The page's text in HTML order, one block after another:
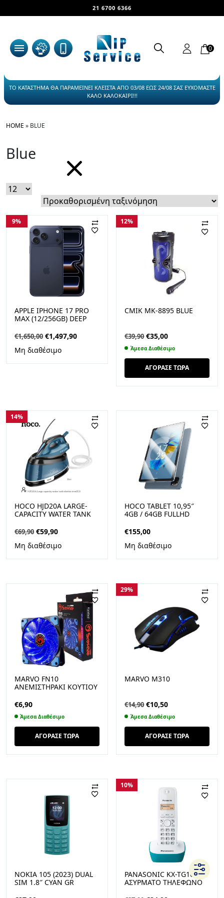
21 6700 6366
0
ΤΟ ΚΑΤΑΣΤΗΜΑ ΘΑ ΠΑΡΑΜΕΙΝΕΙ ΚΛΕΙΣΤΑ ΑΠΟ 03/08 ΕΩΣ 24/08 ΣΑΣ ΕΥΧΟΜΑΣΤΕ
ΚΑΛΟ ΚΑΛΟΚΑΙΡΙ!!!
HOME » BLUE
Blue
9%
APPLE IPHONE 17 PRO
MAX (12/256GB) DEEP
€1,650,00 Original
price
was:
€1,497,90Η
Μη διαθέσιμο
12%
CMIK MK-8895 BLUE
€39,90Original
price
was:
€39,90.
€35,00Η
τρέχουσα
τιμή
είναι:
€35,00.
Άμεσα Διαθέσιμο
ΑΓΟΡΑΣΕ ΤΩΡΑ
14%
HOCO HJD20A LARGE-
CAPACITY WATER TANK
1.6LT, ΜΠΛΕ
€69,90 Original
price
€69,90.
€59,90Η
είναι:
Μη διαθέσιμο
HOCO TABLET 10,95″
4GB / 64GB FULLHD
BLUE
€155,00
Μη διαθέσιμο
MARVO FN10
ΑΝΕΜΙΣΤΗΡΑΚΙ ΚΟΥΤΙΟΥ
€6,90
Άμεσα Διαθέσιμο
ΑΓΟΡΑΣΕ ΤΩΡΑ
29%
MARVO M310
€14,90Original
price
was:
€14,90.
€10,50Η
τρέχουσα
τιμή
είναι:
€10,50.
Άμεσα Διαθέσιμο
ΑΓΟΡΑΣΕ ΤΩΡΑ
NOKIA 105 (2023) DUAL
SIM 1.8″ CYAN GR
10%
PANASONIC KX-TG1611
ΑΣΎΡΜΑΤΟ ΤΗΛΈΦΩΝΟ